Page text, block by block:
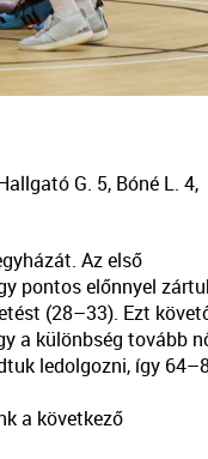
G. 5, Bóné L. 4,
Az első
pontos előnnyel
(28–33). Ezt
a különbség tovább
ledolgozni, így
a következő